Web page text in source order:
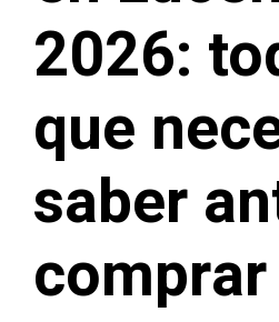
2026:
que
saber
comprar